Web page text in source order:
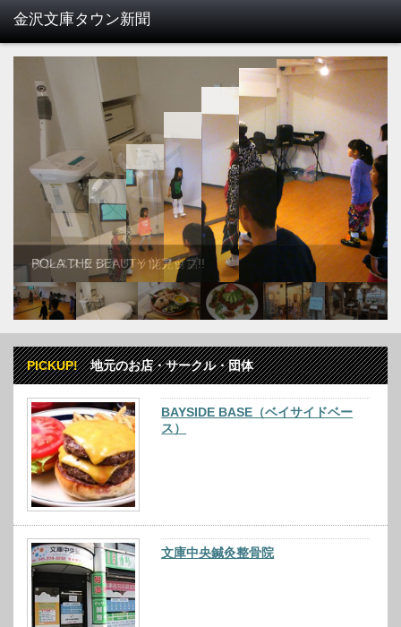
POLA THE BEAUTY 能見台店
PICKUP!地元のお店・サークル・団体
BAYSIDE BASE（ベイサイドベー
ス）
文庫中央鍼灸整骨院